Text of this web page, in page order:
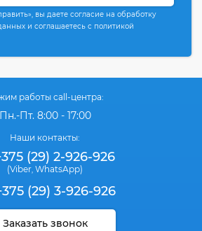
вы даете согласие на обработку
и соглашаетесь с политикой
работы call-центра:
Пн.-Пт. 8:00 - 17:00
Наши контакты:
(29) 2-926-926
(Viber WhatsApp)
(29) 3-926-926
Заказать звонок